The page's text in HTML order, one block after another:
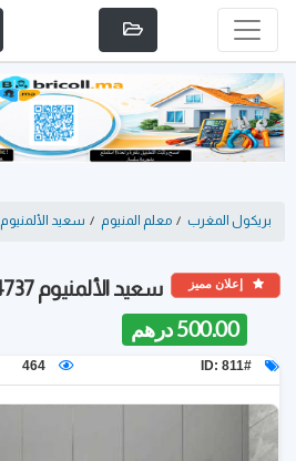
بريكول المغرب / معلم المنيوم / سعيد الألمنيوم 0661544737
إعلان مميز
سعيد الألمنيوم 0661544737
500.00 درهم
ID: 811#